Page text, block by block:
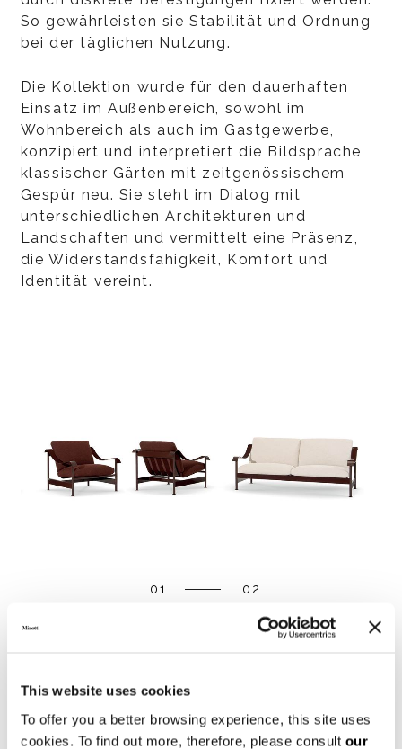
This website uses cookies
To offer you a better browsing experience, this site uses
cookies. To find out more, therefore, please consult our
So gewährleisten sie Stabilität und Ordnung
bei der täglichen Nutzung.
Die Kollektion wurde für den dauerhaften
Einsatz im Außenbereich, sowohl im
Wohnbereich als auch im Gastgewerbe,
konzipiert und interpretiert die Bildsprache
klassischer Gärten mit zeitgenössischem
Gespür neu. Sie steht im Dialog mit
unterschiedlichen Architekturen und
Landschaften und vermittelt eine Präsenz,
die Widerstandsfähigkeit, Komfort und
Identität vereint.
01 02
SHARE FIND A DEALER